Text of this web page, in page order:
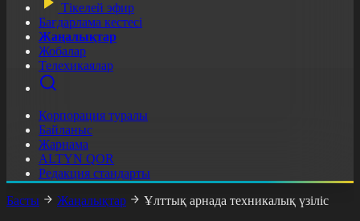
Тікелей эфир
Бағдарлама кестесі
Жаңалықтар
Жобалар
Телехикаялар
Корпорация туралы
Байланыс
Жарнама
ALTYN QOR
Редакция стандарты
Басты
Жаңалықтар Ұлттық арнада техникалық үзіліс